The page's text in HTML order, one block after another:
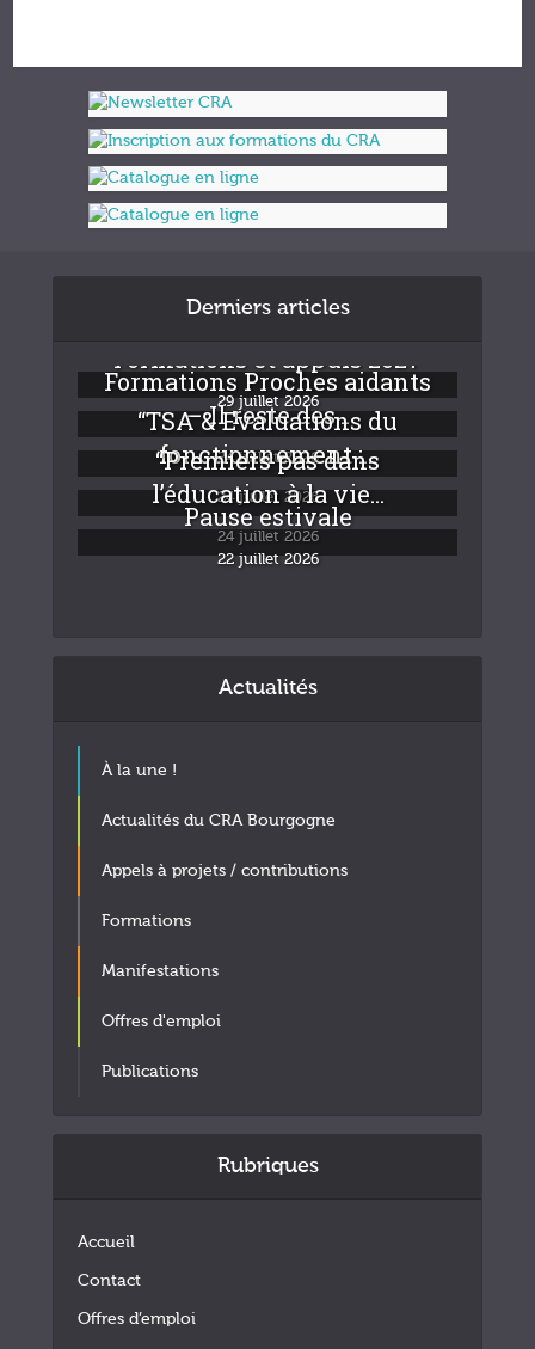
Derniers articles
Formations et appuis 2027
29 juillet 2026
Formations Proches aidants
– Il reste des...
24 juillet 2026
“TSA & Evaluations du
fonctionnement :...
24 juillet 2026
“Premiers pas dans
l’éducation à la vie...
24 juillet 2026
Pause estivale
22 juillet 2026
Actualités
À la une !
Actualités du CRA Bourgogne
Appels à projets / contributions
Formations
Manifestations
Offres d'emploi
Publications
Rubriques
Accueil
Contact
Offres d’emploi